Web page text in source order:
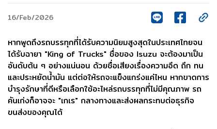
16/Feb/2026
หากพูดถึงรถบรรทุกที่ได้รับความนิยมสูงสุดในประเทศไทยจน
ได้รับฉายา "King of Trucks" ชื่อของ Isuzu จะต้องมาเป็น
อันดับต้น ๆ อย่างแน่นอน ด้วยชื่อเสียงเรื่องความอึด ถึก ทน
และประหยัดน้ำมัน แต่ต่อให้รถจะแข็งแกร่งแค่ไหน หากขาดการ
บำรุงรักษาที่ดีหรือเลือกใช้อะไหล่รถบรรทุกที่ไม่มีคุณภาพ รถ
คันเก่งก็อาจจะ "เกเร" กลางทางและส่งผลกระทบต่อธุรกิจ
ขนส่งของคุณได้